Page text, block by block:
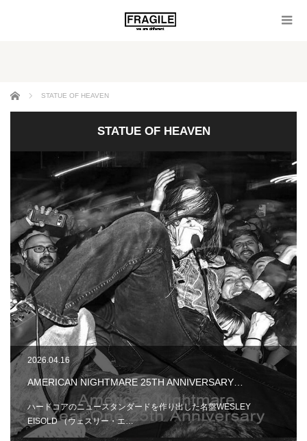
ホーム STATUE OF HEAVEN
STATUE OF HEAVEN
2026.04.16
AMERICAN NIGHTMARE 25TH ANNIVERSARY…
ハードコアのニュースタンダードを作り出した名盤WESLEY
EISOLD （ウェスリー・エ…